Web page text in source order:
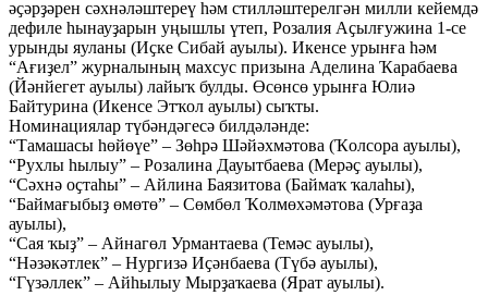
әҫәрҙәрен сәхнәләштереү һәм стилләштерелгән милли кейемдә
дефиле һынауҙарын уңышлы үтеп, Розалия Аҫылғужина 1-се
урынды яуланы (Иҫке Сибай ауылы). Икенсе урынға һәм
“Ағиҙел” журналының махсус призына Аделина Ҡарабаева
(Йәнйегет ауылы) лайыҡ булды. Өсөнсө урынға Юлиә
Байтурина (Икенсе Этҡол ауылы) сыҡты.
Номинациялар түбәндәгесә билдәләнде:
“Тамашасы һөйөүе” – Зөһрә Шәйәхмәтова (Ҡолсора ауылы),
“Рухлы һылыу” – Розалина Дауытбаева (Мерәҫ ауылы),
“Сәхнә оҫтаһы” – Айлина Баязитова (Баймаҡ ҡалаһы),
“Баймағыбыҙ өмөтө” – Сөмбөл Ҡолмөхәмәтова (Урғаҙа
ауылы),
“Сая ҡыҙ” – Айнагөл Урмантаева (Темәс ауылы),
“Нәзәкәтлек” – Нургизә Иҫәнбаева (Түбә ауылы),
“Гүзәллек” – Айһылыу Мырҙаҡаева (Ярат ауылы).